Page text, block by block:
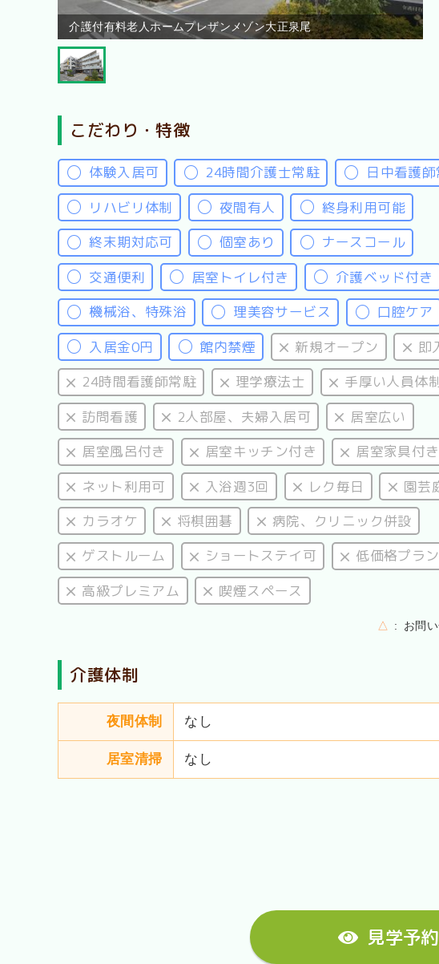
介護付有料老人ホームプレザンメゾン大正泉尾
こだわり・特徴
体験入居可 24時間介護士常駐
日中看護
リハビリ体制
夜間有人
終身利用可能
終末期対応可
個室あり
ナースコール
交通便利
居室トイレ付き
介護ベッド付き
機械浴、特殊浴
理美容サービス
口腔ケア
入居金0円
館内禁煙 新規オープン
即
24時間看護師常駐
理学療法士
手厚い人員体
訪問看護
2人部屋、夫婦入居可
居室広い
居室風呂付き
居室キッチン付き
居室家具付き
ネット利用可
入浴週3回 レク毎日
園芸
カラオケ
将棋囲碁
病院、クリニック併設
ゲストルーム
ショートステイ可
低価格プラン
高級プレミアム
喫煙スペース
△ お問
介護体制
夜間体制 なし
居室清掃 なし
見学予約